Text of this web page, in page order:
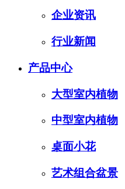
企业资讯
行业新闻
产品中心
大型室内植物
中型室内植物
桌面小花
艺术组合盆景